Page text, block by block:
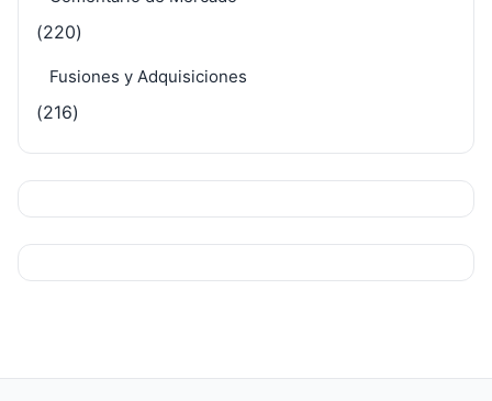
(220)
Fusiones y Adquisiciones
(216)